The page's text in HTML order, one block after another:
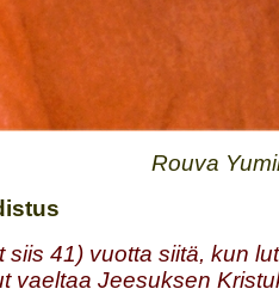
Rouva
siis 41) vuotta siitä, kun
vaeltaa Jeesuksen